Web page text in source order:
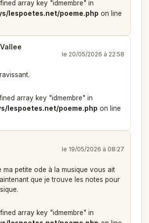
array key "idmembre" in
lespoetes.net/poeme.php on line
le 20/05/2026 à 22:58
array key "idmembre" in
lespoetes.net/poeme.php on line
le 19/05/2026 à 08:27
ma petite ode à la musique vous ait
que je trouve les notes pour
array key "idmembre" in